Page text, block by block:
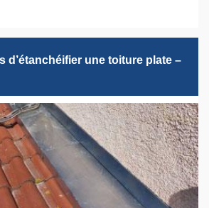
d’étanchéifier une toiture plate –